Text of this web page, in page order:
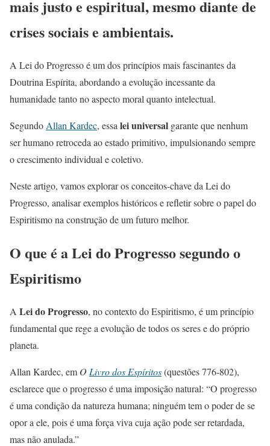
mais justo e espiritual, mesmo diante de
crises sociais e ambientais.
A Lei do Progresso é um dos princípios mais fascinantes da
Doutrina Espírita, abordando a evolução incessante da
humanidade tanto no aspecto moral quanto intelectual.
SegundoAllan Kardec, essalei universal garante que nenhum
ser humano retroceda ao estado primitivo, impulsionando sempre
o crescimento individual e coletivo.
Neste artigo, vamos explorar os conceitos-chave da Lei do
Progresso, analisar exemplos históricos e refletir sobre o papel do
Espiritismo na construção de um futuro melhor.
O que é a Lei do Progresso segundo o
Espiritismo
A Lei do Progresso, no contexto do Espiritismo, é um princípio
fundamental que rege a evolução de todos os seres e do próprio
planeta.
Allan Kardec, em O Livro dos Espíritos(questões 776-802),
esclarece que o progresso é uma imposição natural: “O progresso
é uma condição da natureza humana; ninguém tem o poder de se
opor a ele, pois é uma força viva cuja ação pode ser retardada,
mas não anulada.”